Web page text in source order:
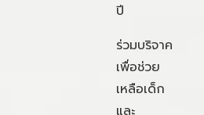
ปี
ร่วมบริจาค
เพื่อช่วย
เหลือเด็ก
และ